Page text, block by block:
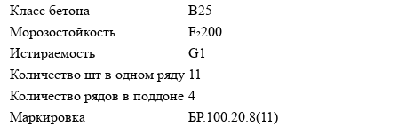
Класс бетона
В25
Морозостойкость
F₂200
Истираемость
G1
Количество шт в одном ряду 11
Количество рядов в поддоне 4
Маркировка
БР.100.20.8(11)